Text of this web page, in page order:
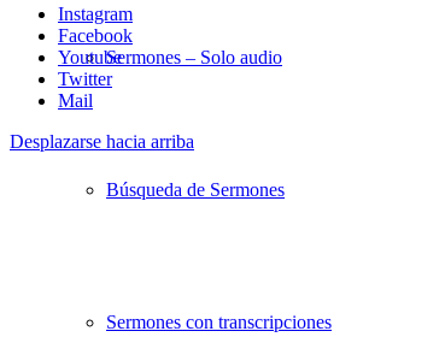
Sermones – Solo audio
Búsqueda de Sermones
Sermones con transcripciones
Instagram
Facebook
Youtube
Twitter
Mail
Desplazarse hacia arriba